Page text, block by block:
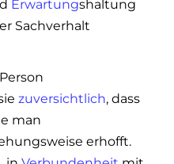
Erwartungshaltung
Sachverhalt
zuversichtlich, dass
man
erhofft.